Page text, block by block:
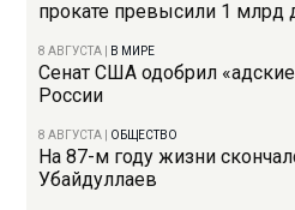
прокате превысили 1 млрд
8 АВГУСТА В МИРЕ
Сенат США одобрил
России
8 АВГУСТА ОБЩЕСТВО
На 87-м году жизни
Убайдуллаев